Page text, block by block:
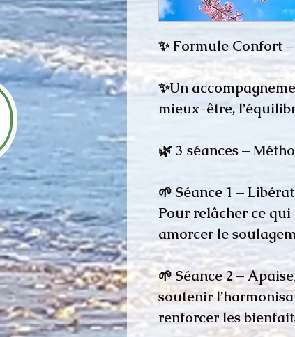
✨ Formule Confort
✨Un
mieux-être,
🌿 3 séances –
🌱 Séance 1 –
Pour relâcher ce qui
amorcer le
🌱 Séance 2 –
soutenir
renforcer les